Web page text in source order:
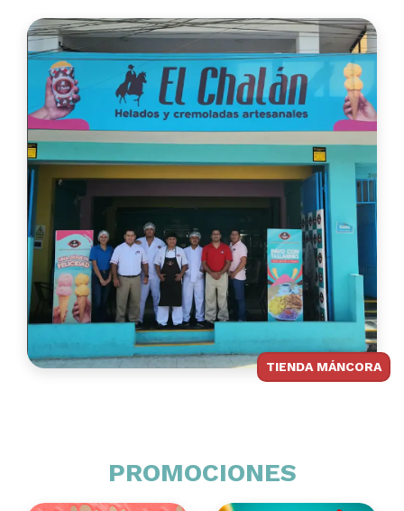
TIENDA MÁNCORA
PROMOCIONES